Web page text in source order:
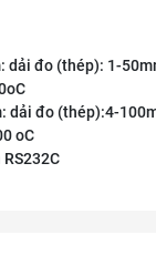
dải đo (thép): 1-
dải đo (thép):4-
oC